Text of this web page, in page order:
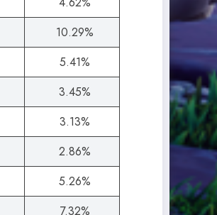
10.29%
5.41%
3.45%
3.13%
2.86%
5.26%
7.32%